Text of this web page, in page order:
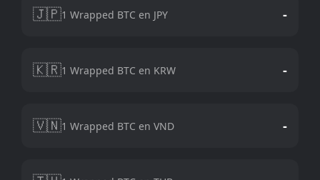
🇯🇵1 Wrapped BTC en JPY -
🇰🇷1 Wrapped BTC en KRW -
🇻🇳1 Wrapped BTC en VND -